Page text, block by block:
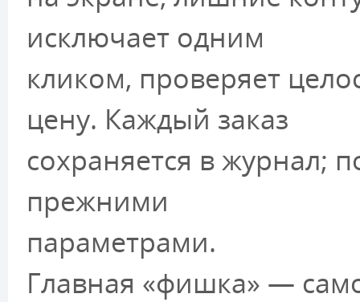
исключает одним
кликом, проверяет
цену. Каждый заказ
сохраняется в журнал;
прежними
параметрами.
Главная «фишка» —